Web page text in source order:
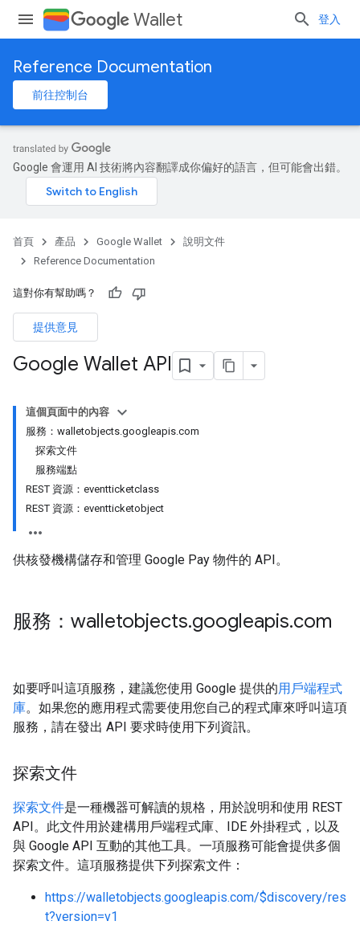
Wallet 登入
Reference Documentation
前往控制台
Google 會運用 AI 技術將內容翻譯成你偏好的語言，但可能會出錯。
首頁 產品 Google Wallet
說明文件
Reference Documentation
這對你有幫助嗎？
提供意見
Google Wallet API
這個頁面中的內容
服務：walletobjects.googleapis.com
探索文件
服務端點
REST 資源：eventticketclass
REST 資源：eventticketobject
供核發機構儲存和管理 Google Pay 物件的 API。
服務：walletobjects.googleapis.com
如要呼叫這項服務，建議您使用 Google 提供的用戶端程式
庫。如果您的應用程式需要使用您自己的程式庫來呼叫這項
服務，請在發出 API 要求時使用下列資訊。
探索文件
探索文件是一種機器可解讀的規格，用於說明和使用 REST
API。此文件用於建構用戶端程式庫、IDE 外掛程式，以及
與 Google API 互動的其他工具。一項服務可能會提供多個
探索文件。這項服務提供下列探索文件：
https://walletobjects.googleapis.com/$discovery/res
t?version=v1